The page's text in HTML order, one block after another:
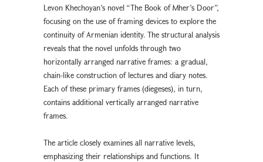
Levon Khechoyan’s novel “The Book of Mher’s Door”,
focusing on the use of framing devices to explore the
continuity of Armenian identity. The structural analysis
reveals that the novel unfolds through two
horizontally arranged narrative frames: a gradual,
chain-like construction of lectures and diary notes.
Each of these primary frames (diegeses), in turn,
contains additional vertically arranged narrative
frames.
The article closely examines all narrative levels,
emphasizing their relationships and functions. It